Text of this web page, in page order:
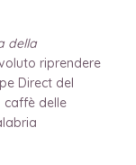
della
riprendere
Direct del
caffè delle